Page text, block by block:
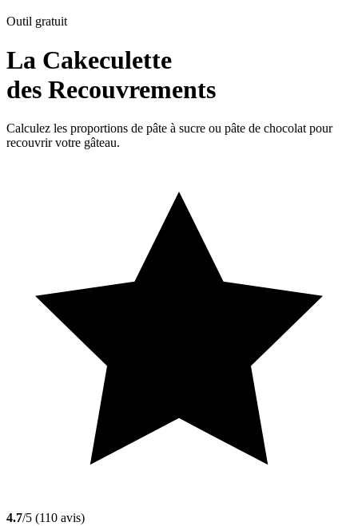
Outil gratuit
La Cakeculette
des Recouvrements
Calculez les proportions de pâte à sucre ou pâte de chocolat pour
recouvrir votre gâteau.
4.7/5 (110 avis)